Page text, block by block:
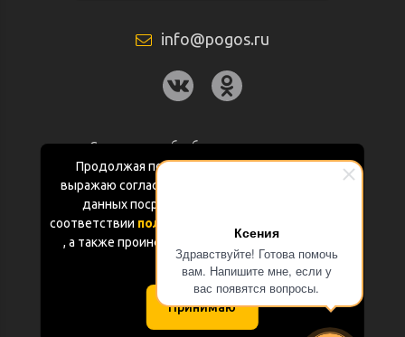
Ксения
Здравствуйте! Готова помочь
вам. Напишите мне, если у
вас появятся вопросы.
Продолжая пользоваться данным сайтом
выражаю согласие на обработку персональных
данных посредством Яндекс.Метрика в
соответствии политикой конфиденциальности
, а также проинформирован об использовании
Cookie-файлов
Принимаю
info@pogos.ru
Согласие на обработку персональных
данных
Политика конфиденциальности
Документация
Карта сайта
(с) «POGOS.ru» 2010-2026 (ИП Чивчян М.Р.)